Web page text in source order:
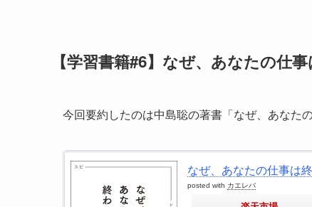
【学習書籍#6】なぜ、あなたの
今回要約したのは中島聡の著書「なぜ、あなた
なぜ、あなたの仕事は
posted with カエレバ